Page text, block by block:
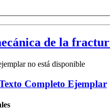
de la
Completo Ejemplar